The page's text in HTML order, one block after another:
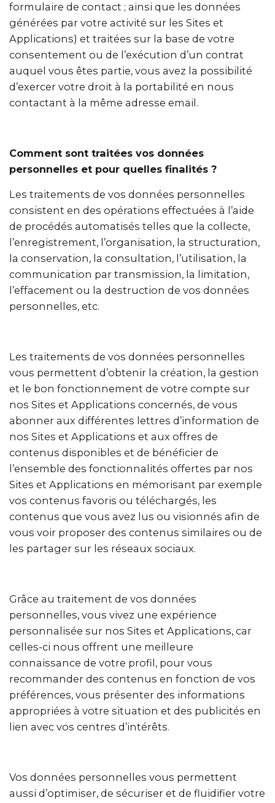
formulaire de contact ; ainsi que les données
générées par votre activité sur les Sites et
Applications) et traitées sur la base de votre
consentement ou de l’exécution d’un contrat
auquel vous êtes partie, vous avez la possibilité
d’exercer votre droit à la portabilité en nous
contactant à la même adresse email.
Comment sont traitées vos données
personnelles et pour quelles finalités ?
Les traitements de vos données personnelles
consistent en des opérations effectuées à l’aide
de procédés automatisés telles que la collecte,
l’enregistrement, l’organisation, la structuration,
la conservation, la consultation, l’utilisation, la
communication par transmission, la limitation,
l’effacement ou la destruction de vos données
personnelles, etc.
Les traitements de vos données personnelles
vous permettent d’obtenir la création, la gestion
et le bon fonctionnement de votre compte sur
nos Sites et Applications concernés, de vous
abonner aux différentes lettres d’information de
nos Sites et Applications et aux offres de
contenus disponibles et de bénéficier de
l’ensemble des fonctionnalités offertes par nos
Sites et Applications en mémorisant par exemple
vos contenus favoris ou téléchargés, les
contenus que vous avez lus ou visionnés afin de
vous voir proposer des contenus similaires ou de
les partager sur les réseaux sociaux.
Grâce au traitement de vos données
personnelles, vous vivez une expérience
personnalisée sur nos Sites et Applications, car
celles-ci nous offrent une meilleure
connaissance de votre profil, pour vous
recommander des contenus en fonction de vos
préférences, vous présenter des informations
appropriées à votre situation et des publicités en
lien avec vos centres d’intérêts.
Vos données personnelles vous permettent
aussi d’optimiser, de sécuriser et de fluidifier votre